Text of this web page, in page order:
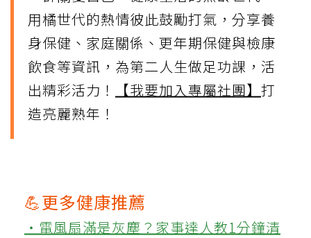
用橘世代的熱情彼此鼓勵打氣，分享養
身保健、家庭關係、更年期保健與檢康
飲食等資訊，為第二人生做足功課，活
出精彩活力！
【我要加入專屬社團】 打
造亮麗熟年！
💪更多健康推薦
‧電風扇滿是灰塵？家事達人教1分鐘清